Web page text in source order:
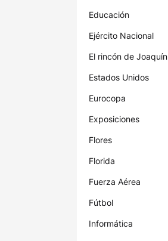
Educación
Ejército Nacional
El rincón de Joaquín
Estados Unidos
Eurocopa
Exposiciones
Flores
Florida
Fuerza Aérea
Fútbol
Informática